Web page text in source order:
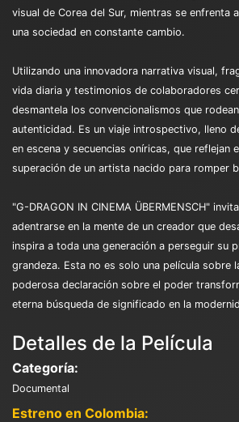
visual de Corea del Sur, mientras se enfrenta
una sociedad en constante cambio.
Utilizando una innovadora narrativa visual,
vida diaria y testimonios de colaboradores
desmantela los convencionalismos que
autenticidad. Es un viaje introspectivo, lleno
en escena y secuencias oníricas, que reflejan
superación de un artista nacido para romper
"G-DRAGON IN CINEMA ÜBERMENSCH"
adentrarse en la mente de un creador que
inspira a toda una generación a perseguir su
grandeza. Esta no es solo una película sobre
poderosa declaración sobre el poder
eterna búsqueda de significado en la
Detalles de la Película
Categoría:
Documental
Estreno en Colombia: